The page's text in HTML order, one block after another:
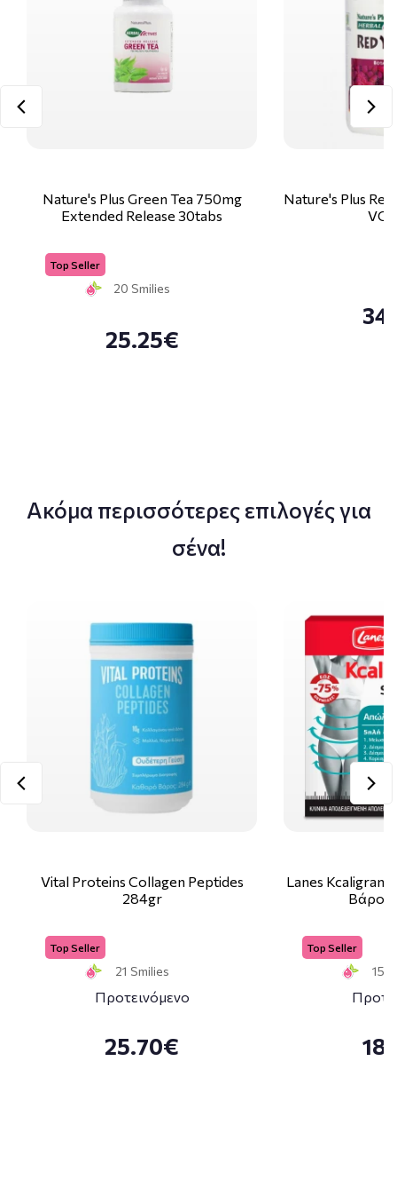
Nature's Plus Green Tea 750mg
Extended Release 30tabs
Top Seller
20 Smilies
25.25€
Nature's Plus
Ακόμα περισσότερες επιλογές για
σένα!
Vital Proteins Collagen Peptides
284gr
Top Seller
21 Smilies
Προτεινόμενο
25.70€
Lanes Kcaligram
Top Seller
15